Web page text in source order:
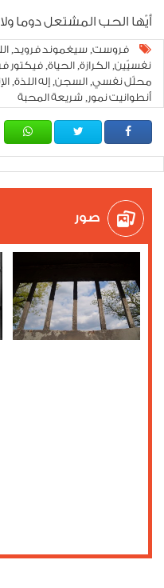
أيّها الحب المشتعل دوما
فروست, سيغموند فرويد,
نفسيّين, الكرازة, الحياة, فيكتور
محلّل نفسي, السجن, إله اللذة,
أنطوانيت نمور, شريعة المحبة
صور